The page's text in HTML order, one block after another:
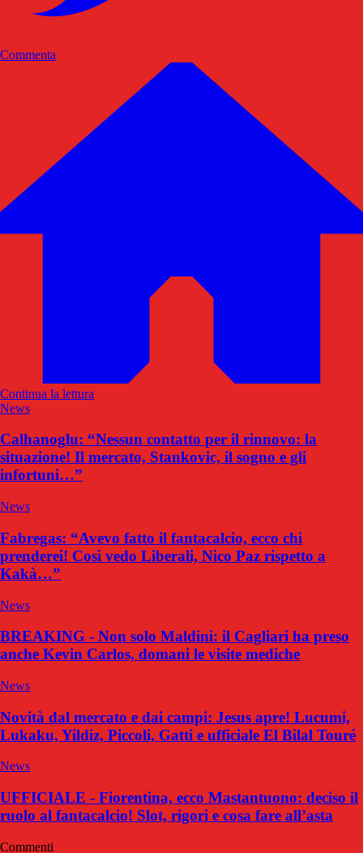
Commenta
Continua la lettura
News
Calhanoglu: “Nessun contatto per il rinnovo: la
situazione! Il mercato, Stankovic, il sogno e gli
infortuni…”
News
Fabregas: “Avevo fatto il fantacalcio, ecco chi
prenderei! Così vedo Liberali, Nico Paz rispetto a
Kakà…”
News
BREAKING - Non solo Maldini: il Cagliari ha preso
anche Kevin Carlos, domani le visite mediche
News
Novità dal mercato e dai campi: Jesus apre! Lucumi,
Lukaku, Yildiz, Piccoli, Gatti e ufficiale El Bilal Touré
News
UFFICIALE - Fiorentina, ecco Mastantuono: deciso il
ruolo al fantacalcio! Slot, rigori e cosa fare all’asta
Commenti